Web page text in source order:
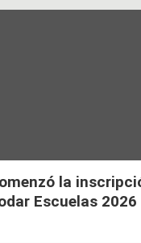
la
Escuelas 2026